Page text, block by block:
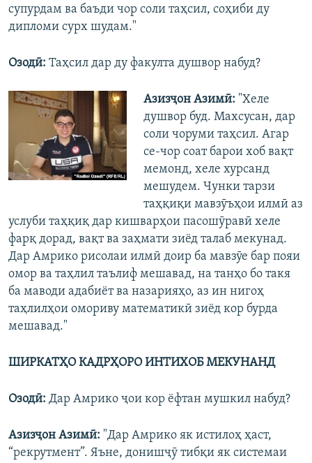
супурдам ва баъди чор соли таҳсил, соҳиби ду
дипломи сурх шудам."
Озодӣ: Таҳсил дар ду факулта душвор набуд?
Азизҷон Азимӣ: "Хеле
душвор буд. Махсусан, дар
соли чоруми таҳсил. Агар
се-чор соат барои хоб вақт
мемонд, хеле хурсанд
мешудем. Чунки тарзи
таҳқиқи мавзӯъҳои илмӣ аз
услуби таҳқиқ дар кишварҳои пасошӯравӣ хеле
фарқ дорад, вақт ва заҳмати зиёд талаб мекунад.
Дар Амрико рисолаи илмӣ доир ба мавзӯе бар пояи
омор ва таҳлил таълиф мешавад, на танҳо бо такя
ба маводи адабиёт ва назарияҳо, аз ин нигоҳ
таҳлилҳои омориву математикӣ зиёд кор бурда
мешавад."
ШИРКАТҲО КАДРҲОРО ИНТИХОБ МЕКУНАНД
Озодӣ: Дар Амрико ҷои кор ёфтан мушкил набуд?
Азизҷон Азимӣ: "Дар Амрико як истилоҳ ҳаст,
“рекрутмент”. Яъне, донишҷӯ тибқи як системаи